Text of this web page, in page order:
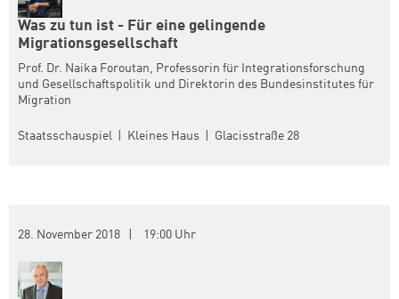
Was zu tun ist - Für eine gelingende
Migrationsgesellschaft
Prof. Dr. Naika Foroutan, Professorin für Integrationsforschung
und Gesellschaftspolitik und Direktorin des Bundesinstitutes für
Migration
Staatsschauspiel | Kleines Haus | Glacisstraße 28
28. November 2018 | 19:00 Uhr